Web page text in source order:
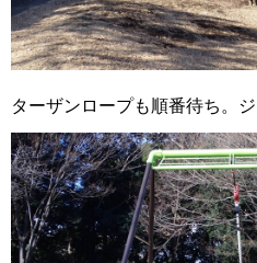
ターザンロープも順番待ち。ジ